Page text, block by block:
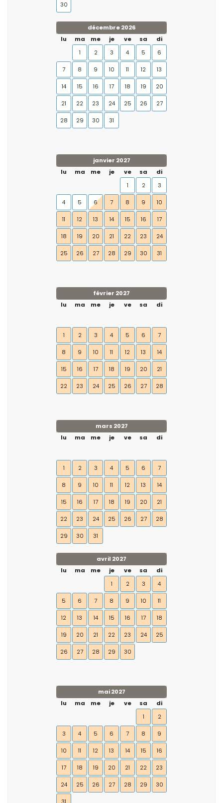
30
décembre 2026
lu
ma me je ve sa
di
1
2 3 4 5 6
7 8 9 10 11 12 13
14 15 16 17 18 19 20
21 22 23 24 25 26 27
28 29 30 31
janvier 2027
lu
ma me je ve sa
di
1
2 3
4 5 6 7 8 9 10
11 12 13 14 15 16 17
18 19 20 21 22 23 24
25 26 27 28 29 30 31
février 2027
lu
ma me je ve sa di
1 2 3 4 5 6 7
8 9 10 11 12 13 14
15 16 17 18 19 20 21
22 23 24 25 26 27 28
mars 2027
lu
ma me je ve sa di
1 2 3 4 5 6 7
8 9 10 11 12 13 14
15 16 17 18 19 20 21
22 23 24 25 26 27 28
29 30 31
avril 2027
lu
ma me je ve sa
di
1
2 3 4
5 6 7 8 9 10 11
12 13 14 15 16 17 18
19 20 21 22 23 24 25
26 27 28 29 30
mai 2027
lu
ma me je ve sa
di
1
2
3 4 5 6 7 8 9
10 11 12 13 14 15 16
17 18 19 20 21 22 23
24 25 26 27 28 29 30